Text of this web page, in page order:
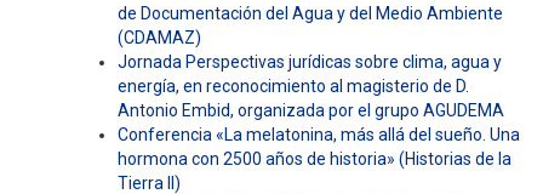
de Documentación del Agua y del Medio Ambiente
(CDAMAZ)
Jornada Perspectivas jurídicas sobre clima, agua y
energía, en reconocimiento al magisterio de D.
Antonio Embid, organizada por el grupo AGUDEMA
Conferencia «La melatonina, más allá del sueño. Una
hormona con 2500 años de historia» (Historias de la
Tierra II)